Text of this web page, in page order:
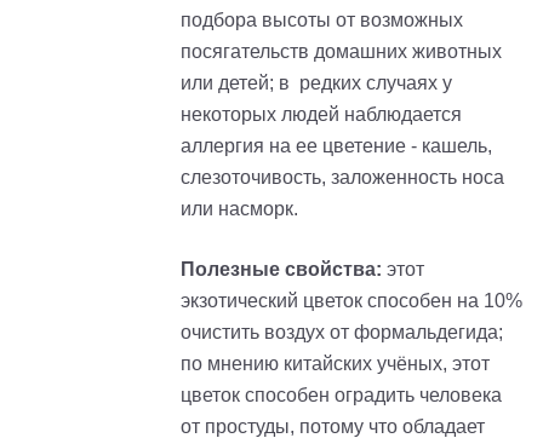
подбора высоты от возможных
посягательств домашних животных
или детей; в редких случаях у
некоторых людей наблюдается
аллергия на ее цветение - кашель,
слезоточивость, заложенность носа
или насморк.
Полезные свойства: этот
экзотический цветок способен на 10%
очистить воздух от формальдегида;
по мнению китайских учёных, этот
цветок способен оградить человека
от простуды, потому что обладает